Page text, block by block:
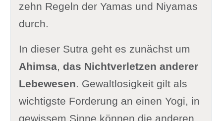
zehn Regeln der Yamas und Niyamas
durch.
In dieser Sutra geht es zunächst um
Ahimsa, das Nichtverletzen anderer
Lebewesen. Gewaltlosigkeit gilt als
wichtigste Forderung an einen Yogi, in
gewissem Sinne können die anderen